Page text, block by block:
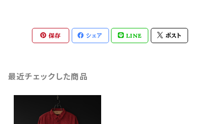
保存 シェア LINE ポスト
最近チェックした商品